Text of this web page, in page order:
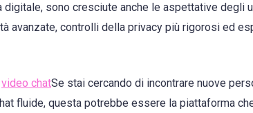
sono cresciute anche le aspettative degli
avanzate, controlli della privacy più rigorosi ed
video chatSe stai cercando di incontrare nuove
fluide, questa potrebbe essere la piattaforma